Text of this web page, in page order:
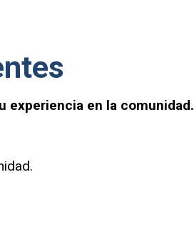
experiencia en la comunidad.